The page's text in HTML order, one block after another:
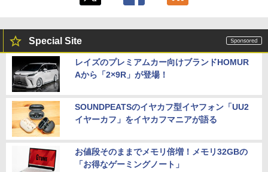
Special Site
レイズのプレミアムカー向けブランドHOMUR
Aから「2×9R」が登場！
SOUNDPEATSのイヤカフ型イヤフォン「UU2
イヤーカフ」をイヤカフマニアが語る
お値段そのままでメモリ倍増！メモリ32GBの
「お得なゲーミングノート」